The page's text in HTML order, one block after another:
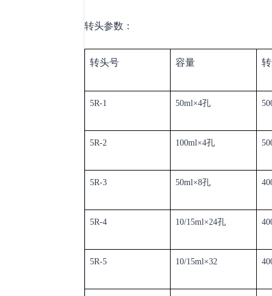
转头参数：
转头号 容量
5R-1 50ml×4孔 5
5R-2 100ml×4孔
5R-3 50ml×8孔
5R-4 10/15ml×24孔 4
5R-5 10/15ml×32 4